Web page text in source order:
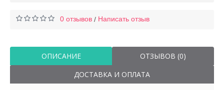
0 отзывов / Написать отзыв
ОПИСАНИЕ
ОТЗЫВОВ (0)
ДОСТАВКА И ОПЛАТА